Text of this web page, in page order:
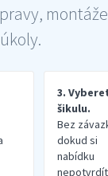
3.
šikulu.
Bez
dokud si
nabídku